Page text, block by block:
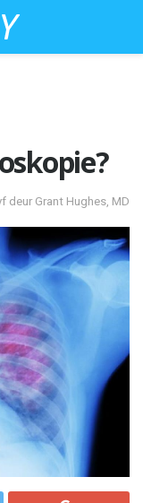
deur Grant Hughes, MD